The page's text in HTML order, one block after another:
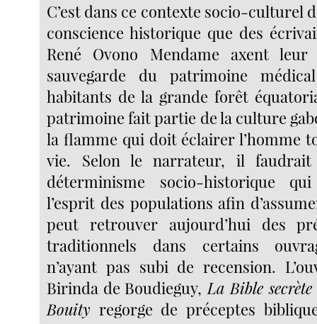
C’est dans ce contexte socio-culturel
conscience historique que des
René Ovono Mendame axent
sauvegarde du patrimoine
habitants de la grande forêt
patrimoine fait partie de la culture
la flamme qui doit éclairer l’homme
vie. Selon le narrateur, il faudrait
déterminisme socio-historique
l’esprit des populations afin
peut retrouver aujourd’hui des
traditionnels dans certains
n’ayant pas subi de recension.
Birinda de Boudieguy, La Bible
Bouity regorge de préceptes